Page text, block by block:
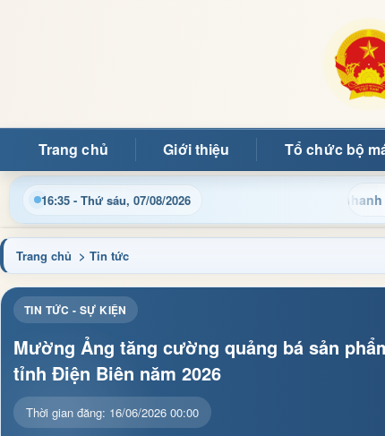
Trang chủ Giới thiệu Tổ chức bộ
16:35 - Thứ sáu, 07/08/2026
thủ tục hành chính và tin tức địa phương nhanh chóng,
Trang chủ > Tin tức
TIN TỨC - SỰ KIỆN
Mường Ảng tăng cường quảng bá sản
tỉnh Điện Biên năm 2026
Thời gian đăng: 16/06/2026 00:00